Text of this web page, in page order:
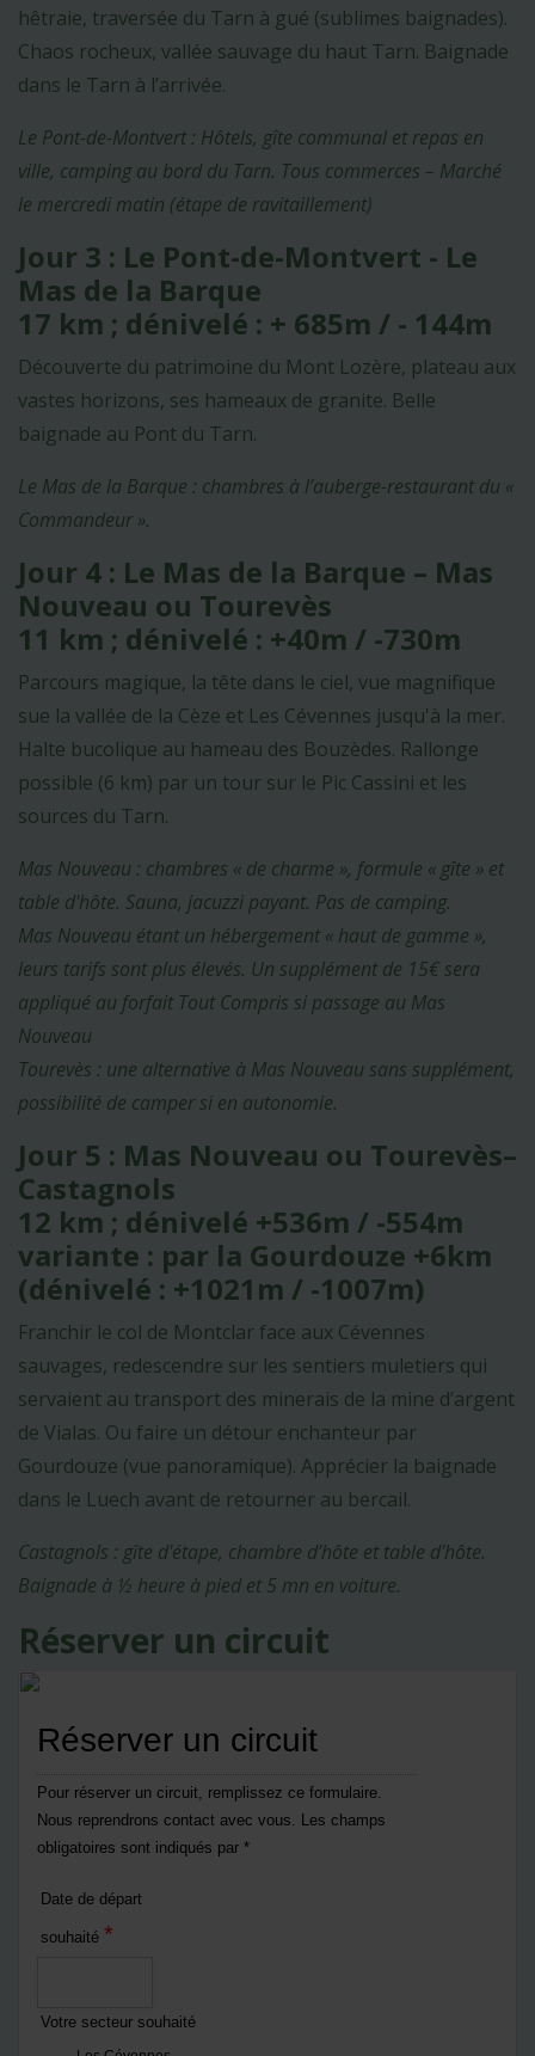
hêtraie, traversée du Tarn à gué (sublimes baignades).
Chaos rocheux, vallée sauvage du haut Tarn. Baignade
dans le Tarn à l’arrivée.
Le Pont-de-Montvert : Hôtels, gîte communal et repas en
ville, camping au bord du Tarn. Tous commerces – Marché
le mercredi matin (étape de ravitaillement)
Jour 3 : Le Pont-de-Montvert - Le
Mas de la Barque
17 km ; dénivelé : + 685m / - 144m
Découverte du patrimoine du Mont Lozère, plateau aux
vastes horizons, ses hameaux de granite. Belle
baignade au Pont du Tarn.
Le Mas de la Barque : chambres à l’auberge-restaurant du «
Commandeur ».
Jour 4 : Le Mas de la Barque – Mas
Nouveau ou Tourevès
11 km ; dénivelé : +40m / -730m
Parcours magique, la tête dans le ciel, vue magnifique
sue la vallée de la Cèze et Les Cévennes jusqu'à la mer.
Halte bucolique au hameau des Bouzèdes. Rallonge
possible (6 km) par un tour sur le Pic Cassini et les
sources du Tarn.
Mas Nouveau : chambres « de charme », formule « gîte » et
table d'hôte. Sauna, jacuzzi payant. Pas de camping.
Mas Nouveau étant un hébergement « haut de gamme »,
leurs tarifs sont plus élevés. Un supplément de 15€ sera
appliqué au forfait Tout Compris si passage au Mas
Nouveau
Tourevès : une alternative à Mas Nouveau sans supplément,
possibilité de camper si en autonomie.
Jour 5 : Mas Nouveau ou Tourevès–
Castagnols
12 km ; dénivelé +536m / -554m
variante : par la Gourdouze +6km
(dénivelé : +1021m / -1007m)
Franchir le col de Montclar face aux Cévennes
sauvages, redescendre sur les sentiers muletiers qui
servaient au transport des minerais de la mine d’argent
de Vialas. Ou faire un détour enchanteur par
Gourdouze (vue panoramique). Apprécier la baignade
dans le Luech avant de retourner au bercail.
Castagnols : gîte d'étape, chambre d’hôte et table d'hôte.
Baignade à ½ heure à pied et 5 mn en voiture.
Réserver un circuit
Réserver un circuit
Pour réserver un circuit, remplissez ce formulaire.
Nous reprendrons contact avec vous. Les champs
obligatoires sont indiqués par *
Date de départ
souhaité *
Votre secteur souhaité